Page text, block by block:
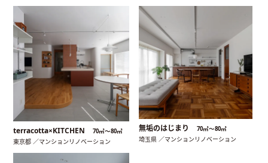
terracotta×KITCHEN 70㎡〜80㎡
東京都 ／マンションリノベーション
無垢のはじまり 70㎡〜80㎡
埼玉県 ／マンションリノベーション